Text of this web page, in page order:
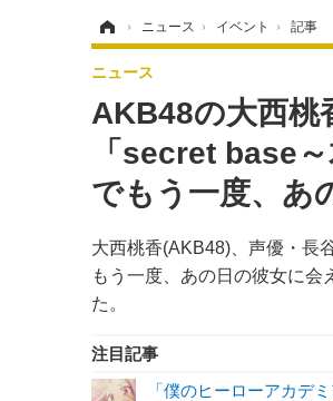
› ニュース › イベント › 記事
AKB48の大西桃
「secret base
でもう一度、あ
大西桃香(AKB48)、声優・長
もう一度、あの日の彼女に
た。
ニュース
注目記事
「僕のヒーローアカデ